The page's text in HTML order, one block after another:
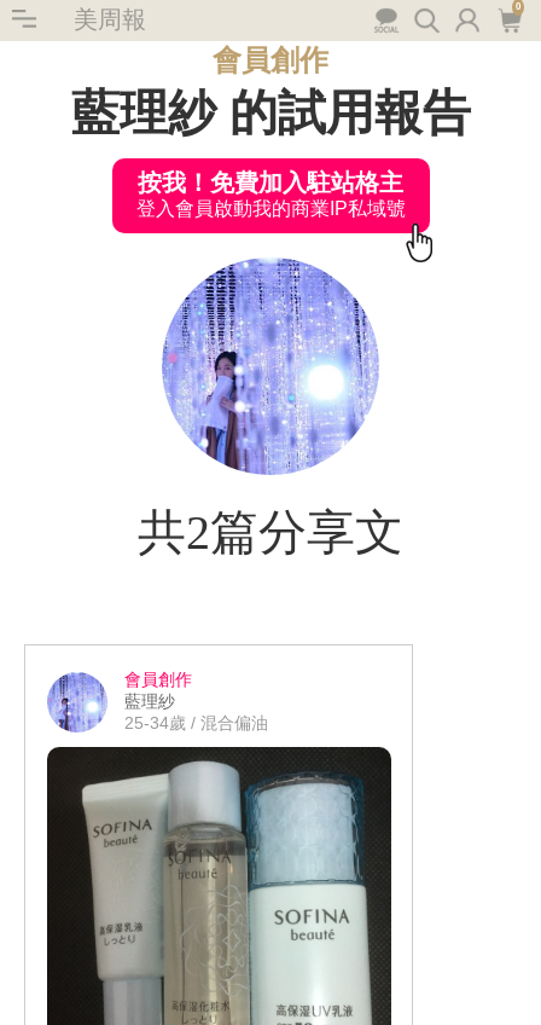
美周報 0
會員創作
藍理紗 的試用報告
按我！免費加入駐站格主
登入會員啟動我的商業IP私域號
共2篇分享文
會員創作
藍理紗
25-34歲 / 混合偏油